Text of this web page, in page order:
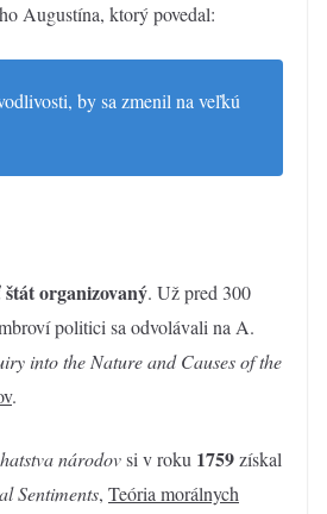
Augustína, ktorý povedal:
by sa zmenil na veľkú
štátorganizovaný. Už pred 300
politici sa odvolávali na A.
into the Nature and Causes of the
.
národovsi v roku 1759získal
Sentiments, Teória morálnych